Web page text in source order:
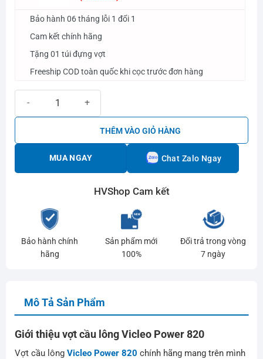
Bảo hành 06 tháng lỗi 1 đổi 1
Cam kết chính hãng
Tặng 01 túi đựng vợt
Freeship COD toàn quốc khi cọc trước đơn hàng
THÊM VÀO GIỎ HÀNG
MUA NGAY Chat Zalo Ngay
HVShop Cam kết
Bảo hành chính
hãng
Sản phẩm mới
100%
Đổi trả trong vòng
7 ngày
Mô Tả Sản Phẩm
Giới thiệu vợt cầu lông Vicleo Power 820
Vợt cầu lôngVicleo Power 820 chính hãng mang trên mình